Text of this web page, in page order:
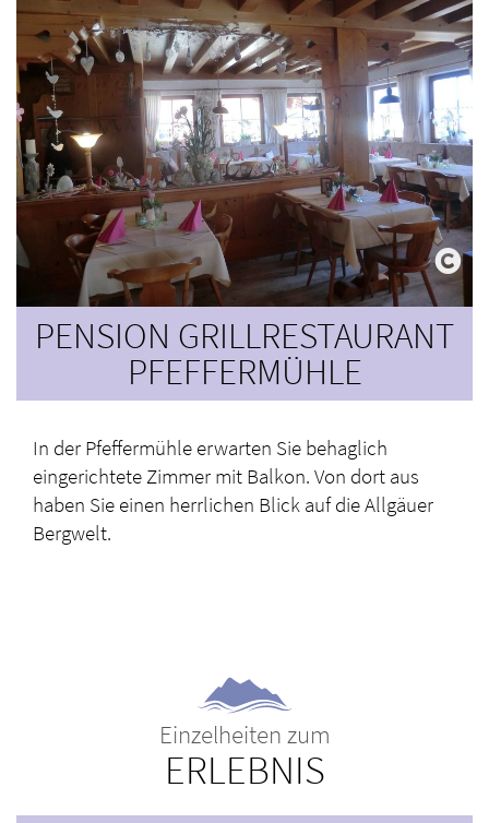
PENSION GRILLRESTAURANT
PFEFFERMÜHLE
In der Pfeffermühle erwarten Sie behaglich
eingerichtete Zimmer mit Balkon. Von dort aus
haben Sie einen herrlichen Blick auf die Allgäuer
Bergwelt.
Einzelheiten zum
ERLEBNIS